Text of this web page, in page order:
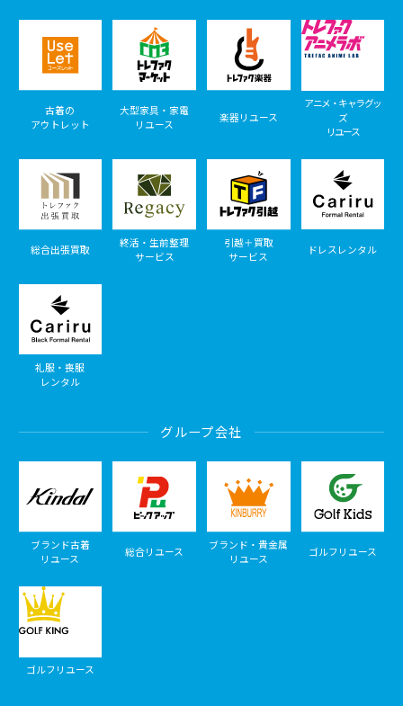
古着の
アウトレット
大型家具・家電
リユース
楽器リユース
アニメ・キャラグッ
ズ
リユース
総合出張買取
終活・生前整理
サービス
引越＋買取
サービス
ドレスレンタル
礼服・喪服
レンタル
グループ会社
ブランド古着
リユース
総合リユース
ブランド・貴金属
リユース
ゴルフリユース
ゴルフリユース